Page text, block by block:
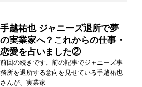
手越祐也 ジャニーズ退所で夢
の実業家へ？これからの仕事・
恋愛を占いました②
前回の続きです。前の記事でジャニーズ事
務所を退所する意向を見せている手越祐也
さんが、実業家